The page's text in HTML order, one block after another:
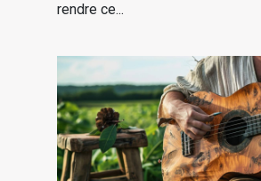
rendre ce...